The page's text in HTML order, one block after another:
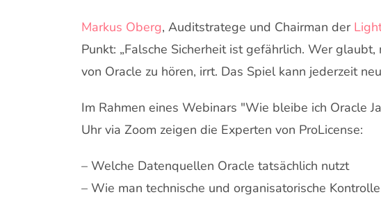
Markus Oberg, Auditstratege und Chairman der
Punkt: „Falsche Sicherheit ist gefährlich. Wer
von Oracle zu hören, irrt. Das Spiel kann jederzeit
Im Rahmen eines Webinars "Wie bleibe ich Oracle
Uhr via Zoom zeigen die Experten von ProLicense:
– Welche Datenquellen Oracle tatsächlich nutzt
– Wie man technische und organisatorische